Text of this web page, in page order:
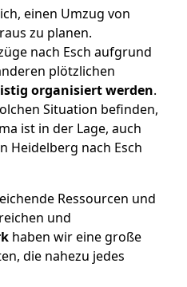
einen Umzug von
zu planen.
nach Esch aufgrund
plötzlichen
organisiert werden.
Situation befinden,
ist in der Lage, auch
Heidelberg nach Esch
Ressourcen und
und
haben wir eine große
die nahezu jedes